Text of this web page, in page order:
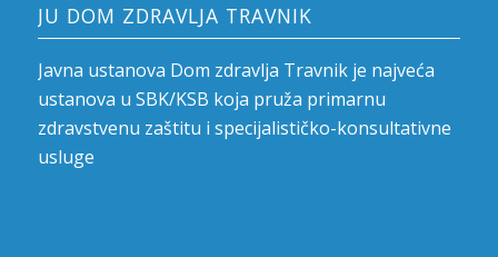
JU DOM ZDRAVLJA TRAVNIK
Javna ustanova Dom zdravlja Travnik je najveća
ustanova u SBK/KSB koja pruža primarnu
zdravstvenu zaštitu i specijalističko-konsultativne
usluge